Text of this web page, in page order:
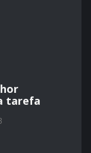
tarefa